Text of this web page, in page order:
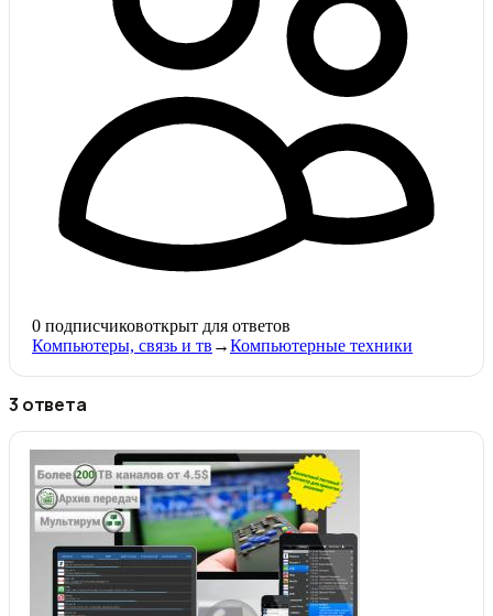
0 подписчиковоткрыт для ответов
Компьютеры, связь и тв →Компьютерные техники
3 ответа